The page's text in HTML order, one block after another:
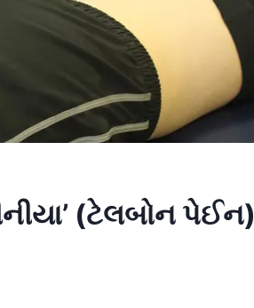
(ટેલબોન પેઈન)